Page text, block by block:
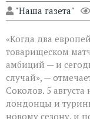
"Наша газета"
«Когда два
товарищеском
амбиций — и
случай», —
Соколов. 5
лондонцы и
новому сезону, и